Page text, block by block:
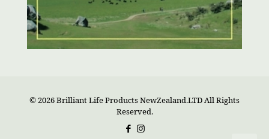
© 2026 Brilliant Life Products NewZealand.LTD All Rights
Reserved.